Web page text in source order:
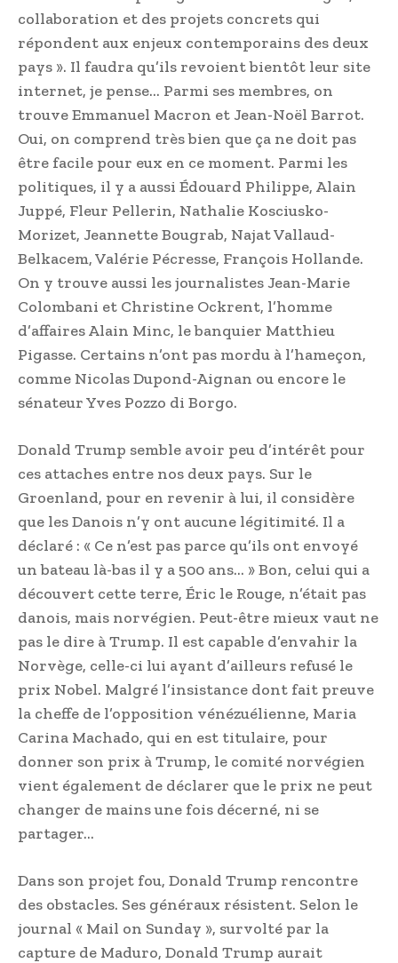
collaboration et des projets concrets qui
répondent aux enjeux contemporains des deux
pays ». Il faudra qu’ils revoient bientôt leur site
internet, je pense… Parmi ses membres, on
trouve Emmanuel Macron et Jean-Noël Barrot.
Oui, on comprend très bien que ça ne doit pas
être facile pour eux en ce moment. Parmi les
politiques, il y a aussi Édouard Philippe, Alain
Juppé, Fleur Pellerin, Nathalie Kosciusko-
Morizet, Jeannette Bougrab, Najat Vallaud-
Belkacem, Valérie Pécresse, François Hollande.
On y trouve aussi les journalistes Jean-Marie
Colombani et Christine Ockrent, l’homme
d’affaires Alain Minc, le banquier Matthieu
Pigasse. Certains n’ont pas mordu à l’hameçon,
comme Nicolas Dupond-Aignan ou encore le
sénateur Yves Pozzo di Borgo.
Donald Trump semble avoir peu d’intérêt pour
ces attaches entre nos deux pays. Sur le
Groenland, pour en revenir à lui, il considère
que les Danois n’y ont aucune légitimité. Il a
déclaré : « Ce n’est pas parce qu’ils ont envoyé
un bateau là-bas il y a 500 ans… » Bon, celui qui a
découvert cette terre, Éric le Rouge, n’était pas
danois, mais norvégien. Peut-être mieux vaut ne
pas le dire à Trump. Il est capable d’envahir la
Norvège, celle-ci lui ayant d’ailleurs refusé le
prix Nobel. Malgré l’insistance dont fait preuve
la cheffe de l’opposition vénézuélienne, Maria
Carina Machado, qui en est titulaire, pour
donner son prix à Trump, le comité norvégien
vient également de déclarer que le prix ne peut
changer de mains une fois décerné, ni se
partager…
Dans son projet fou, Donald Trump rencontre
des obstacles. Ses généraux résistent. Selon le
journal « Mail on Sunday », survolté par la
capture de Maduro, Donald Trump aurait